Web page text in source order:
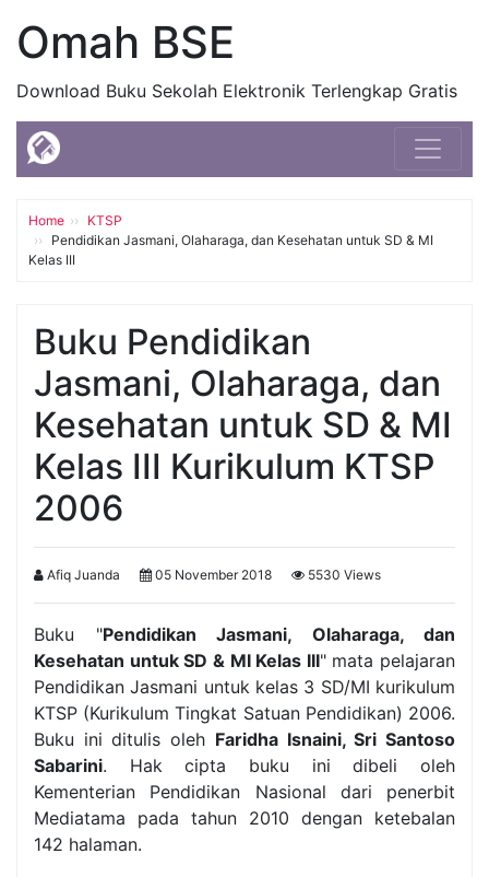
Omah BSE
Download Buku Sekolah Elektronik Terlengkap Gratis
Home
KTSP
Pendidikan Jasmani, Olaharaga, dan Kesehatan untuk SD & MI
Kelas III
Buku Pendidikan
Jasmani, Olaharaga, dan
Kesehatan untuk SD & MI
Kelas III Kurikulum KTSP
2006
Afiq Juanda 05 November 2018 5530 Views
Buku "Pendidikan Jasmani, Olaharaga, dan
Kesehatan untuk SD & MI Kelas III" mata pelajaran
Pendidikan Jasmani untuk kelas 3 SD/MI kurikulum
KTSP (Kurikulum Tingkat Satuan Pendidikan) 2006.
Buku ini ditulis oleh Faridha Isnaini, Sri Santoso
Sabarini. Hak cipta buku ini dibeli oleh
Kementerian Pendidikan Nasional dari penerbit
Mediatama pada tahun 2010 dengan ketebalan
142 halaman.